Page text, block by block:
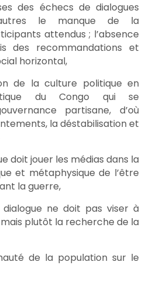
des échecs de dialogues
le manque de la
attendus ; l’absence
des recommandations et
horizontal,
de la culture politique en
du Congo qui se
partisane, d’où
la déstabilisation et
doit jouer les médias dans la
et métaphysique de l’être
la guerre,
ne doit pas viser à
plutôt la recherche de la
de la population sur le